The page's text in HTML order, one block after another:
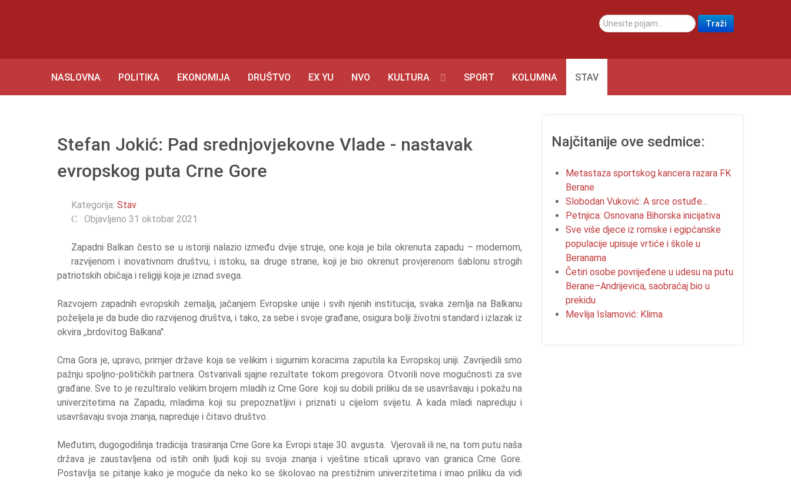
traži... Traži
NASLOVNA POLITIKA EKONOMIJA DRUŠTVO EX YU NVO KULTURA SPORT KOLUMNA STAV
Stefan Jokić: Pad srednjovjekovne Vlade - nastavak
evropskog puta Crne Gore
Kategorija: Stav
Objavljeno 31 oktobar 2021
Zapadni Balkan često se u istoriji nalazio između dvije struje, one koja je bila okrenuta zapadu – modernom,
razvijenom i inovativnom društvu, i istoku, sa druge strane, koji je bio okrenut provjerenom šablonu strogih
patriotskih običaja i religiji koja je iznad svega.
Razvojem zapadnih evropskih zemalja, jačanjem Evropske unije i svih njenih institucija, svaka zemlja na Balkanu
poželjela je da bude dio razvijenog društva, i tako, za sebe i svoje građane, osigura bolji životni standard i izlazak iz
okvira ,,brdovitog Balkana''.
Crna Gora je, upravo, primjer države koja se velikim i sigurnim koracima zaputila ka Evropskoj uniji. Zavrijedili smo
pažnju spoljno-političkih partnera. Ostvarivali sjajne rezultate tokom pregovora. Otvorili nove mogućnosti za sve
građane. Sve to je rezultiralo velikim brojem mladih iz Crne Gore koji su dobili priliku da se usavršavaju i pokažu na
univerzitetima na Zapadu, mladima koji su prepoznatljivi i priznati u cijelom svijetu. A kada mladi napreduju i
usavršavaju svoja znanja, napreduje i čitavo društvo.
Međutim, dugogodišnja tradicija trasiranja Crne Gore ka Evropi staje 30. avgusta. Vjerovali ili ne, na tom putu naša
država je zaustavljena od istih onih ljudi koji su svoja znanja i vještine sticali upravo van granica Crne Gore.
Postavlja se pitanje kako je moguće da neko ko se školovao na prestižnim univerzitetima i imao priliku da vidi
Najčitanije ove sedmice:
Metastaza sportskog kancera razara FK
Berane
Slobodan Vuković: A srce ostuđe...
Petnjica: Osnovana Bihorska inicijativa
Sve više djece iz romske i egipćanske
populacije upisuje vrtiće i škole u
Beranama
Četiri osobe povrijeđene u udesu na putu
Berane–Andrijevica, saobraćaj bio u
prekidu
Mevlija Islamović: Klima